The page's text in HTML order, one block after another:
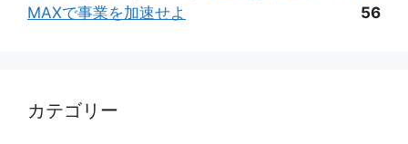
MAXで事業を加速せよ
56
カテゴリー